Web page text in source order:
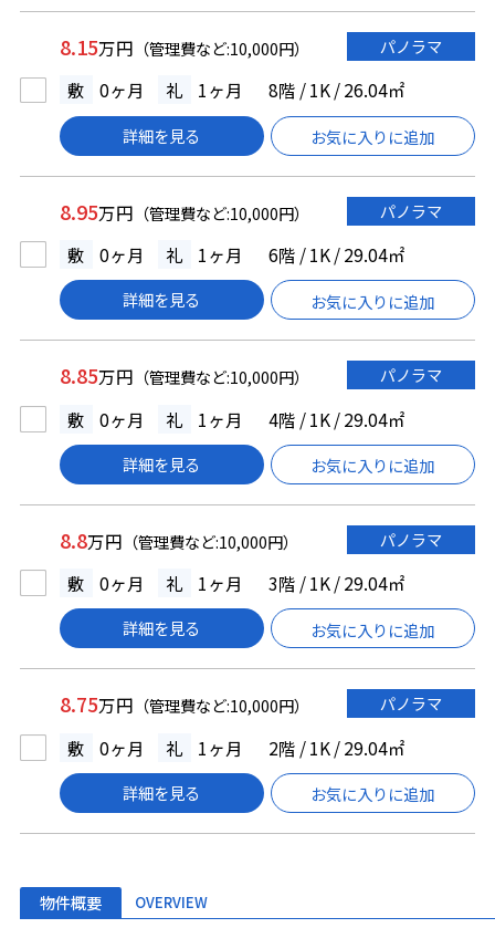
8.15万円 （管理費など:10,000円） パノラマ
敷 0ヶ月 礼 1ヶ月 8階 / 1K / 26.04㎡
詳細を見る お気に入りに追加
8.95万円 （管理費など:10,000円） パノラマ
敷 0ヶ月 礼 1ヶ月 6階 / 1K / 29.04㎡
詳細を見る お気に入りに追加
8.85万円 （管理費など:10,000円） パノラマ
敷 0ヶ月 礼 1ヶ月 4階 / 1K / 29.04㎡
詳細を見る お気に入りに追加
8.8万円 （管理費など:10,000円） パノラマ
敷 0ヶ月 礼 1ヶ月 3階 / 1K / 29.04㎡
詳細を見る お気に入りに追加
8.75万円 （管理費など:10,000円） パノラマ
敷 0ヶ月 礼 1ヶ月 2階 / 1K / 29.04㎡
詳細を見る お気に入りに追加
物件概要 OVERVIEW